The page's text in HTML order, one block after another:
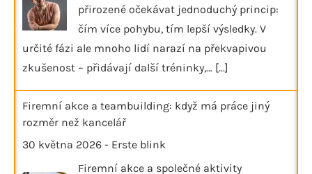
přirozené očekávat jednoduchý princip:
čím více pohybu, tím lepší výsledky. V
určité fázi ale mnoho lidí narazí na překvapivou
zkušenost – přidávají další tréninky,… [...]
Firemní akce a teambuilding: když má práce jiný
rozměr než kancelář
30 května 2026 - Erste blink
Firemní akce a společné aktivity